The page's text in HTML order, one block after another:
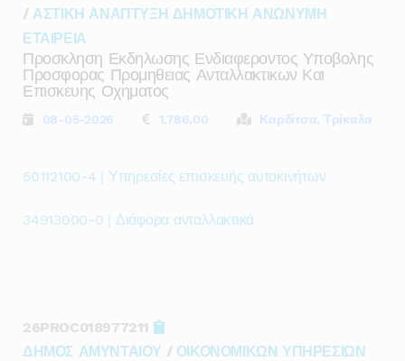
/ ΑΣΤΙΚΗ ΑΝΑΠΤΥΞΗ ΔΗΜΟΤΙΚΗ ΑΝΩΝΥΜΗ
ΕΤΑΙΡΕΙΑ
Προσκληση Εκδηλωσης Ενδιαφεροντος Υποβολης
Προσφορας Προμηθειας Ανταλλακτικων Και
Επισκευης Οχηματος
08-05-2026 1.786,00 Καρδίτσα, Τρίκαλα
50112100-4 | Υπηρεσίες επισκευής αυτοκινήτων
34913000-0 | Διάφορα ανταλλακτικά
26PROC018977211
ΔΗΜΟΣ ΑΜΥΝΤΑΙΟΥ / ΟΙΚΟΝΟΜΙΚΩΝ ΥΠΗΡΕΣΙΩΝ